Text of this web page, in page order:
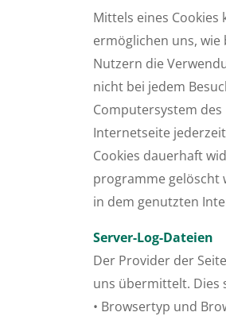
Mittels eines
ermöglichen uns,
Nutzern die
nicht bei jedem
Computersystem
Internetseite
Cookies dauerhaft
programme gelöscht
in dem genutzten
Server-Log-Dateien
Der Provider der
uns übermittelt. Dies
• Browsertyp und